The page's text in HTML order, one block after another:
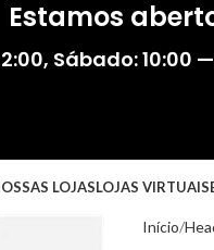
Estamos
, Sábado: 10:00
LOJASLOJAS VIRTUAIS
Início